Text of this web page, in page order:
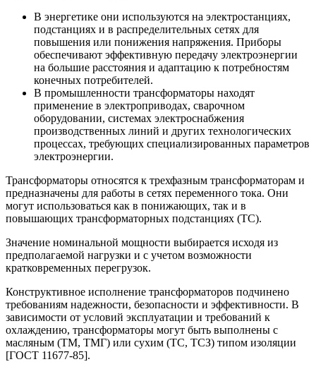
В энергетике они используются на электростанциях,
подстанциях и в распределительных сетях для
повышения или понижения напряжения. Приборы
обеспечивают эффективную передачу электроэнергии
на большие расстояния и адаптацию к потребностям
конечных потребителей.
В промышленности трансформаторы находят
применение в электроприводах, сварочном
оборудовании, системах электроснабжения
производственных линий и других технологических
процессах, требующих специализированных параметров
электроэнергии.
Трансформаторы относятся к трехфазным трансформаторам и
предназначены для работы в сетях переменного тока. Они
могут использоваться как в понижающих, так и в
повышающих трансформаторных подстанциях (ТС).
Значение номинальной мощности выбирается исходя из
предполагаемой нагрузки и с учетом возможности
кратковременных перегрузок.
Конструктивное исполнение трансформаторов подчинено
требованиям надежности, безопасности и эффективности. В
зависимости от условий эксплуатации и требований к
охлаждению, трансформаторы могут быть выполнены с
масляным (ТМ, ТМГ) или сухим (ТС, ТСЗ) типом изоляции
[ГОСТ 11677-85].